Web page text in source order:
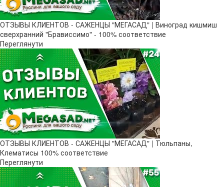
ОТЗЫВЫ КЛИЕНТОВ - САЖЕНЦЫ "МЕГАСАД" | Виноград кишмиш
сверхранний "Брависсимо" - 100% соответствие
Переглянути
ОТЗЫВЫ КЛИЕНТОВ - САЖЕНЦЫ "МЕГАСАД" | Тюльпаны,
Клематисы 100% соответствие
Переглянути